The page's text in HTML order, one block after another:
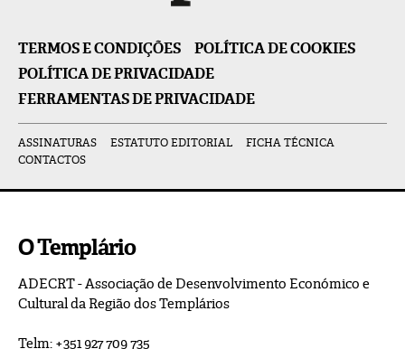
TERMOS E CONDIÇÕES
POLÍTICA DE COOKIES
POLÍTICA DE PRIVACIDADE
FERRAMENTAS DE PRIVACIDADE
ASSINATURAS ESTATUTO EDITORIAL
FICHA TÉCNICA
CONTACTOS
O Templário
ADECRT - Associação de Desenvolvimento Económico e
Cultural da Região dos Templários
Telm: +351 927 709 735